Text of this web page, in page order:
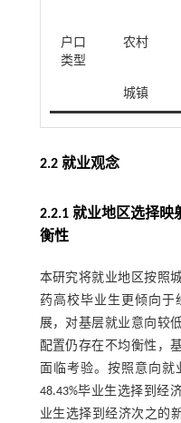
户口
类型
农村
城镇
2.2 就业观念
2.2.1 就业地区选择
衡性
本研究将就业地区按照
药高校毕业生更倾向于
展，对基层就业意向较
配置仍存在不均衡性，
面临考验。按照意向就
48.43%毕业生选择到经
业生选择到经济次之的